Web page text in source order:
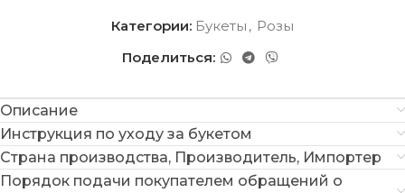
Категории: Букеты , Розы
Поделиться:
Описание
Инструкция по уходу за букетом
Страна производства, Производитель, Импортер
Порядок подачи покупателем обращений о